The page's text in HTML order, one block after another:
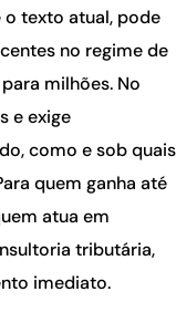
texto atual, pode
no regime de
milhões. No
e exige
como e sob quais
quem ganha até
atua em
tributária,
imediato.